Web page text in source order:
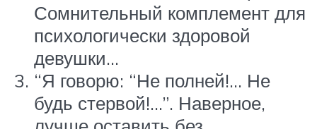
Сомнительный комплемент для
психологически здоровой
девушки…
“Я говорю: “Не полней!… Не
будь стервой!…”. Наверное,